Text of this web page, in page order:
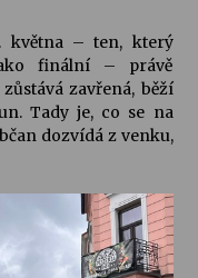
Kolchoz a
května – ten, který
finální – právě
zavřená, běží
Tady je, co se na
dozvídá z venku,